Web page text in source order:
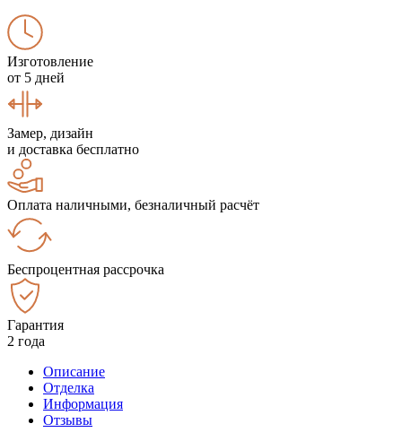
Изготовление
от 5 дней
Замер, дизайн
и доставка бесплатно
Оплата наличными, безналичный расчёт
Беспроцентная рассрочка
Гарантия
2 года
Описание
Отделка
Информация
Отзывы